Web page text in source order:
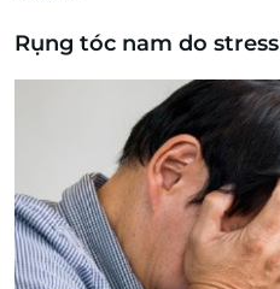
Rụng tóc nam do stress